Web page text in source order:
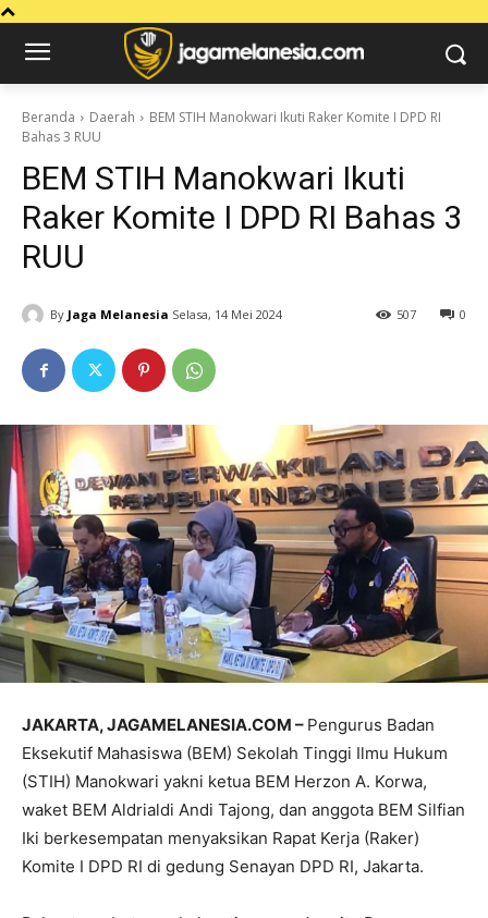
Beranda Daerah
BEM STIH Manokwari Ikuti Raker Komite I DPD RI
Bahas 3 RUU
BEM STIH Manokwari Ikuti
Raker Komite I DPD RI Bahas 3
RUU
By Jaga Melanesia Selasa, 14 Mei 2024 0
507
JAKARTA, JAGAMELANESIA.COM – Pengurus Badan
Eksekutif Mahasiswa (BEM) Sekolah Tinggi Ilmu Hukum
(STIH) Manokwari yakni ketua BEM Herzon A. Korwa,
waket BEM Aldrialdi Andi Tajong, dan anggota BEM Silfian
Iki berkesempatan menyaksikan Rapat Kerja (Raker)
Komite I DPD RI di gedung Senayan DPD RI, Jakarta.